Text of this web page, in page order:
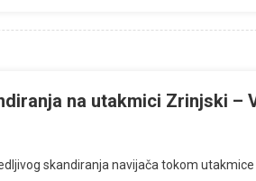
na utakmici Zrinjski –
skandiranja navijača tokom utakmice